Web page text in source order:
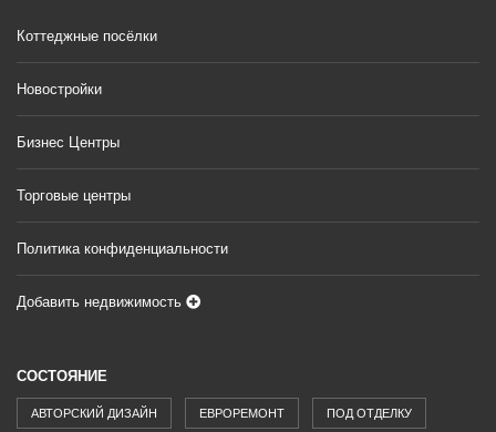
Коттеджные посёлки
Новостройки
Бизнес Центры
Торговые центры
Политика конфиденциальности
Добавить недвижимость
СОСТОЯНИЕ
АВТОРСКИЙ ДИЗАЙН ЕВРОРЕМОНТ ПОД ОТДЕЛКУ